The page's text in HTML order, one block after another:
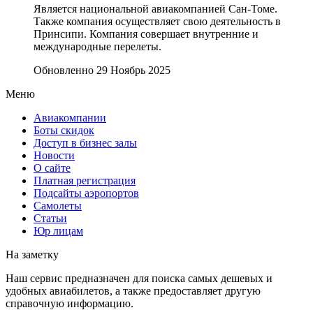
Является национальной авиакомпанией Сан-Томе.
Также компания осуществляет свою деятельность в
Принсипи. Компания совершает внутренние и
международные перелеты.
Обновленно 29 Ноябрь 2025
Меню
Авиакомпании
Боты скидок
Доступ в бизнес залы
Новости
О сайте
Платная регистрация
Подсайты аэропортов
Самолеты
Статьи
Юр лицам
На заметку
Наш сервис предназначен для поиска самых дешевых и
удобных авиабилетов, а также предоставляет другую
справочную информацию.